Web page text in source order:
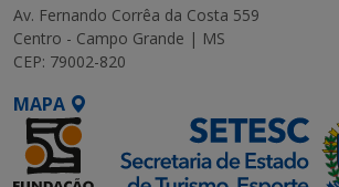
Av. Fernando Corrêa da Costa 559
Centro - Campo Grande | MS
CEP: 79002-820
MAPA